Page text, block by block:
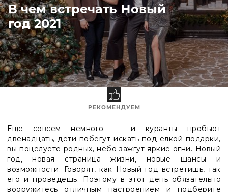
В чем встречать Новый
год 2021
РЕКОМЕНДУЕМ
Еще совсем немного — и куранты пробьют
двенадцать, дети побегут искать под елкой подарки,
вы поцелуете родных, небо зажгут яркие огни. Новый
год, новая страница жизни, новые шансы и
возможности. Говорят, как Новый год встретишь, так
его и проведешь. Поэтому в этот день обязательно
вооружитесь отличным настроением и подберите